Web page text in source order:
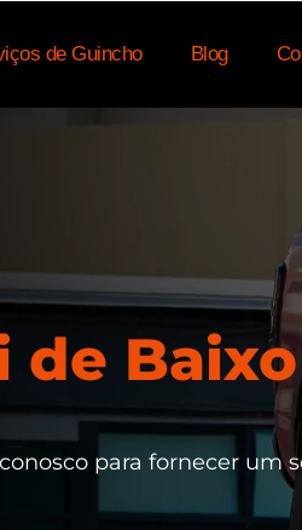
de Guincho Blog
de
para fornecer um